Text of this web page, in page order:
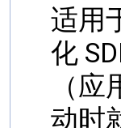
适用
化
（
动时